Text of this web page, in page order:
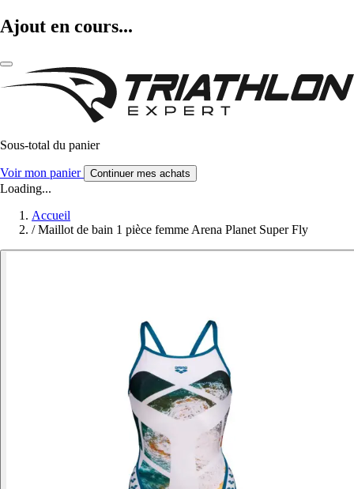
Ajout en cours...
Sous-total du panier
Voir mon panier Continuer mes achats
Loading...
Accueil
/ Maillot de bain 1 pièce femme Arena Planet Super Fly